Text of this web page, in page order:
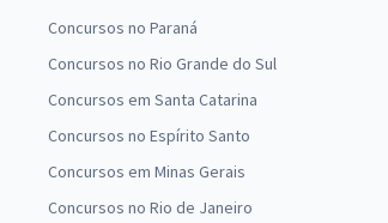
Concursos no Paraná
Concursos no Rio Grande do Sul
Concursos em Santa Catarina
Concursos no Espírito Santo
Concursos em Minas Gerais
Concursos no Rio de Janeiro